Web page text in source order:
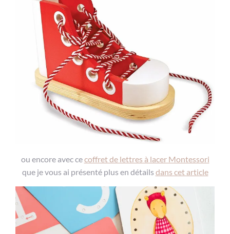
ou encore avec cecoffret de lettres à lacer Montessori
que je vous ai présenté plus en détails dans cet article